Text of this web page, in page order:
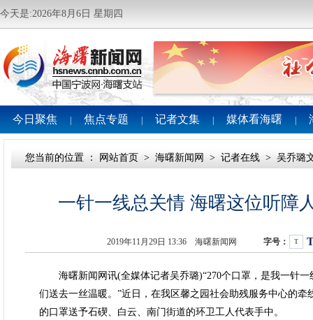
今天是:2026年8月6日 星期四
今日聚焦 焦点专题 记者文集 媒体看海曙
您当前的位置 ： 网站首页 > 海曙新闻网 > 记者在线 > 吴乔璐
一针一线总关情 海曙这位听障
2019年11月29日 13:36 海曙新闻网 字号： T
海曙新闻网讯(全媒体记者吴乔璐)“270个口罩，是我一针一
们送去一丝温暖。”近日，在我区馨之园社会助残服务中心的
的口罩送予石碶、白云、南门街道的环卫工人代表手中。